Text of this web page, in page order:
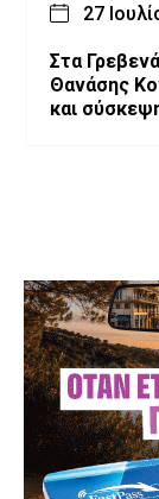
27
Στα
Θανάσης
και